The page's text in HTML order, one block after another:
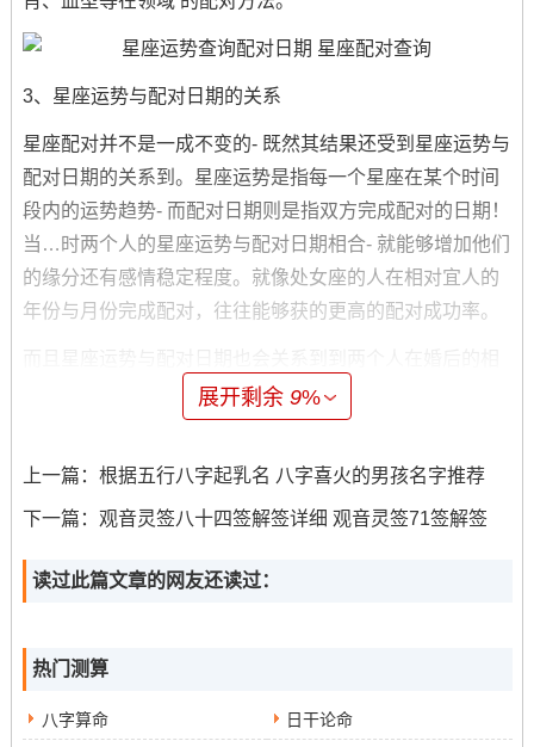
3、星座运势与配对日期的关系
星座配对并不是一成不变的- 既然其结果还受到星座运势与
配对日期的关系到。星座运势是指每一个星座在某个时间
段内的运势趋势- 而配对日期则是指双方完成配对的日期！
当…时两个人的星座运势与配对日期相合- 就能够增加他们
的缘分还有感情稳定程度。就像处女座的人在相对宜人的
年份与月份完成配对，往往能够获的更高的配对成功率。
处.假如两个人在配对日时有发生矛盾;那么在日后的婚姻生
活中也会不难因此而产生矛盾。
选好合适的配对日期包括关注星座运势对于婚姻的持续性
至关重要。
展开剩余9%
上一篇： 根据五行八字起乳名 八字喜火的男孩名字推荐
下一篇： 观音灵签八十四签解签详细 观音灵签71签解签
读过此篇文章的网友还读过：
热门测算
八字算命 日干论命